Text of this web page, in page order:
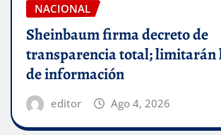
NACIONAL
Sheinbaum firma decreto de
transparencia total; limitarán
de información
editor Ago 4, 2026